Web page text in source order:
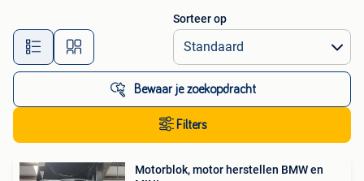
Alle afstanden…
Sorteer op
Bewaar je zoekopdracht
Filters
Motorblok, motor herstellen BMW en